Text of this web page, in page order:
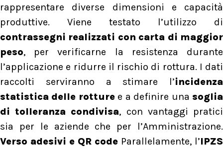
rappresentare diverse dimensioni e capacità
produttive. Viene testato l’utilizzo di
contrassegni realizzati con carta di maggior
peso, per verificarne la resistenza durante
l’applicazione e ridurre il rischio di rottura. I dati
raccolti serviranno a stimare l’incidenza
statistica delle rotturee a definire una soglia
di tolleranza condivisa, con vantaggi pratici
sia per le aziende che per l’Amministrazione.
Verso adesivi e QR code Parallelamente, l’IPZS